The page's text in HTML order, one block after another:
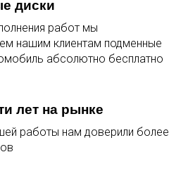
диски
работ мы
нашим клиентам подменные
абсолютно бесплатно
лет на рынке
работы нам доверили более